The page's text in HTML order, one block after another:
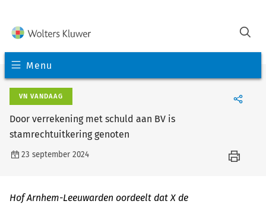
Menu
VN VANDAAG
Door verrekening met schuld aan BV is
stamrechtuitkering genoten
23 september 2024
Hof Arnhem-Leeuwarden oordeelt dat X de